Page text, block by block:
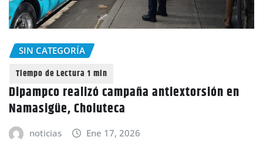
SIN CATEGORÍA
Dipampco realizó campaña antiextorsión en
Namasigüe, Choluteca
noticias Ene 17, 2026